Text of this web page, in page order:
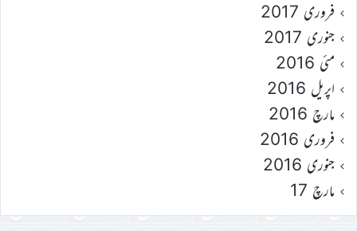
فروری 2017
جنوری 2017
مئی 2016
اپریل 2016
مارچ 2016
فروری 2016
جنوری 2016
مارچ 17